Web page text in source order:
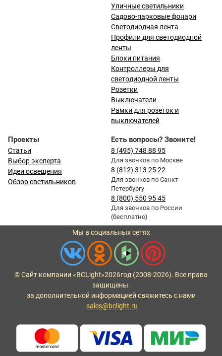
Уличные светильники
Садово-парковые фонари
Светодиодная лента
Профили для светодиодной
ленты
Блоки питания
Контроллеры для
светодиодной ленты
Розетки
Выключатели
Рамки для розеток и
выключателей
Проекты
Статьи
Выбор эксперта
Идеи освещения
Обзор светильников
Есть вопросы? Звоните!
8 (495) 748 88 95
Для звонков по Москве
8 (812) 313 25 22
Для звонков по Санкт-
Петербургу
8 (800) 550 95 45
Для звонков по России
(бесплатно)
Мы в социальных сетях
© Сайт компании «BCLight»2026год (2008-2026). Все права
защищены.
за дополнительной информацией свяжитесь с нами
sales@bclight.ru